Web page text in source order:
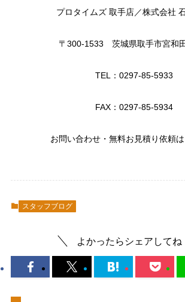
プロタイムズ 取手店／株式会社
〒300-1533 茨城県取手市宮和
TEL：0297-85-5933
FAX：0297-85-5934
お問い合わせ・無料お見積り依頼は
スタッフブログ
よかったらシェアしてね